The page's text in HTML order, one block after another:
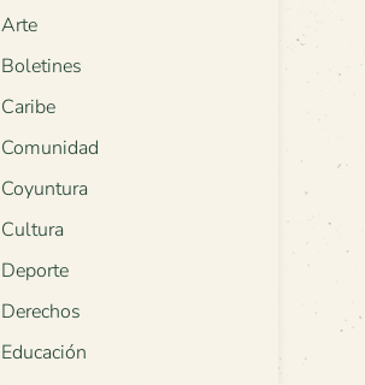
Arte
Boletines
Caribe
Comunidad
Coyuntura
Cultura
Deporte
Derechos
Educación